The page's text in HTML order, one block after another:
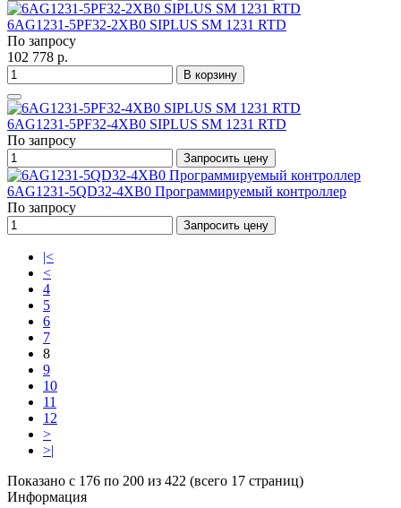
6AG1231-5PF32-2XB0 SIPLUS SM 1231 RTD
По запросу
102 778 р.
В корзину
6AG1231-5PF32-4XB0 SIPLUS SM 1231 RTD
По запросу
Запросить цену
6AG1231-5QD32-4XB0 Программируемый контроллер
По запросу
Запросить цену
|<
<
4
5
6
7
8
9
10
11
12
>
>|
Показано с 176 по 200 из 422 (всего 17 страниц)
Информация